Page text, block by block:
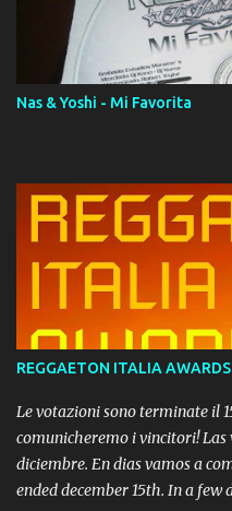
download. REGGAETON
Momento!
Nas & Yoshi - Mi Favorita
REGGAETON ITALIA
Le votazioni sono terminate il
comunicheremo i vincitori! Las
diciembre. En dias vamos a
ended december 15th. In a